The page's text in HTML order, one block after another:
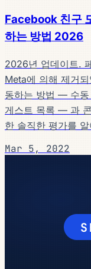
Facebook 친구
하는 방법 2026
2026년 업데이트.
Meta에 의해 제거
동하는 방법 — 수동
게스트 목록 — 과
한 솔직한 평가를
Mar 5, 2022